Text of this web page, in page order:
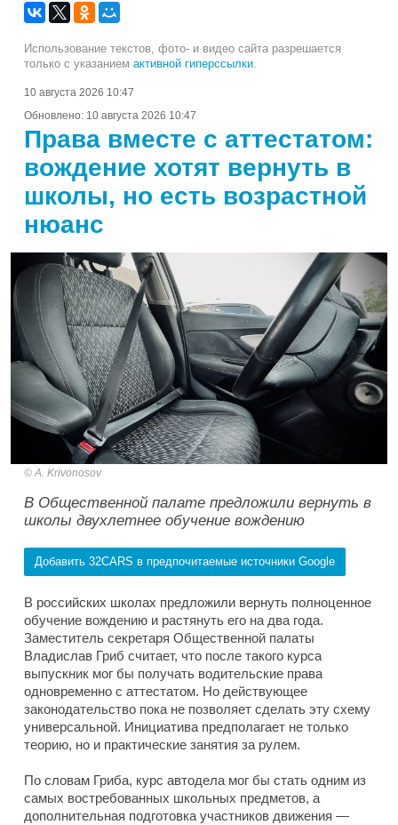
Использование текстов, фото- и видео сайта разрешается
только с указанием активной гиперссылки
10 августа 2026 10:47
Обновлено: 10 августа 2026 10:47
Права вместе с аттестатом:
вождение хотят вернуть в
школы, но есть возрастной
нюанс
A. Krivonosov
В Общественной палате предложили вернуть в
школы двухлетнее обучение вождению
Добавить 32CARS в предпочитаемые источники Google
В российских школах предложили вернуть полноценное
обучение вождению и растянуть его на два года.
Заместитель секретаря Общественной палаты
Владислав Гриб считает, что после такого курса
выпускник мог бы получать водительские права
одновременно с аттестатом. Но действующее
законодательство пока не позволяет сделать эту схему
универсальной. Инициатива предполагает не только
теорию, но и практические занятия за рулем.
По словам Гриба, курс автодела мог бы стать одним из
самых востребованных школьных предметов, а
дополнительная подготовка участников движения —